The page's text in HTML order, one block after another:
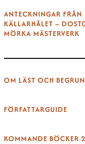
ANTECKNINGAR FRÅN
KÄLLARHÅLET –
MÖRKA MÄSTERVERK
OM LÄST OCH
FÖRFATTARGUIDE
KOMMANDE BÖCKER